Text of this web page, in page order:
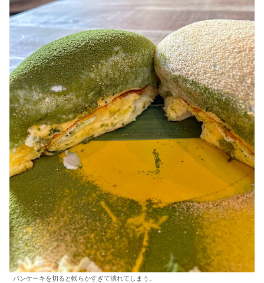
パンケーキを切ると軟らかすぎて潰れてしまう。